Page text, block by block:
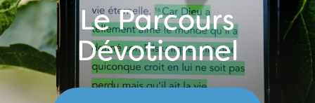
Le Parcours
Dévotionnel